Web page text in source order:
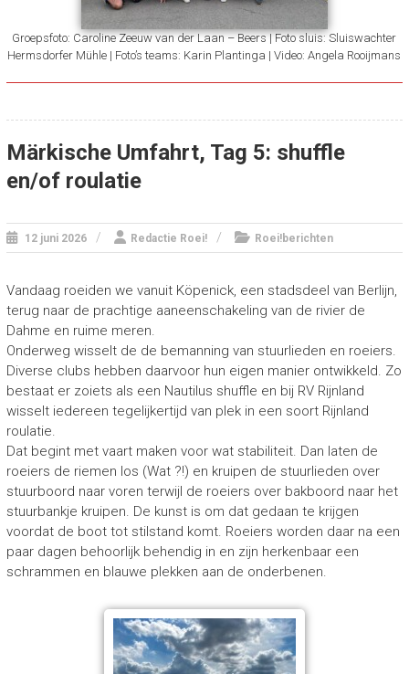
Groepsfoto: Caroline Zeeuw van der Laan – Beers | Foto sluis: Sluiswachter
Hermsdorfer Mühle | Foto’s teams: Karin Plantinga | Video: Angela Rooijmans
Märkische Umfahrt, Tag 5: shuffle
en/of roulatie
12 juni 2026 Redactie Roei! Roei!berichten
Vandaag roeiden we vanuit Köpenick, een stadsdeel van Berlijn,
terug naar de prachtige aaneenschakeling van de rivier de
Dahme en ruime meren.
Onderweg wisselt de de bemanning van stuurlieden en roeiers.
Diverse clubs hebben daarvoor hun eigen manier ontwikkeld. Zo
bestaat er zoiets als een Nautilus shuffle en bij RV Rijnland
wisselt iedereen tegelijkertijd van plek in een soort Rijnland
roulatie.
Dat begint met vaart maken voor wat stabiliteit. Dan laten de
roeiers de riemen los (Wat ?!) en kruipen de stuurlieden over
stuurboord naar voren terwijl de roeiers over bakboord naar het
stuurbankje kruipen. De kunst is om dat gedaan te krijgen
voordat de boot tot stilstand komt. Roeiers worden daar na een
paar dagen behoorlijk behendig in en zijn herkenbaar een
schrammen en blauwe plekken aan de onderbenen.